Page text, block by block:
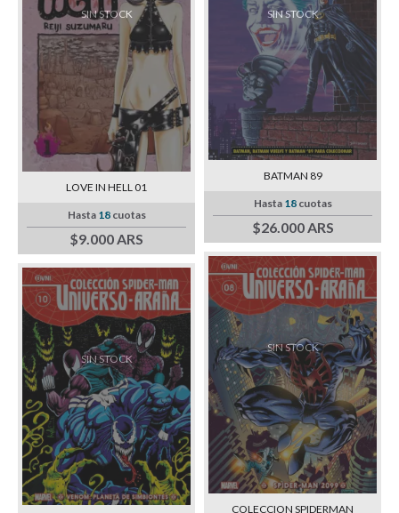
SIN STOCK
LOVE IN HELL 01
Hasta 18cuotas
$9.000 ARS
SIN STOCK
BATMAN 89
Hasta 18cuotas
$26.000 ARS
SIN STOCK
SIN STOCK
COLECCION SPIDERMAN